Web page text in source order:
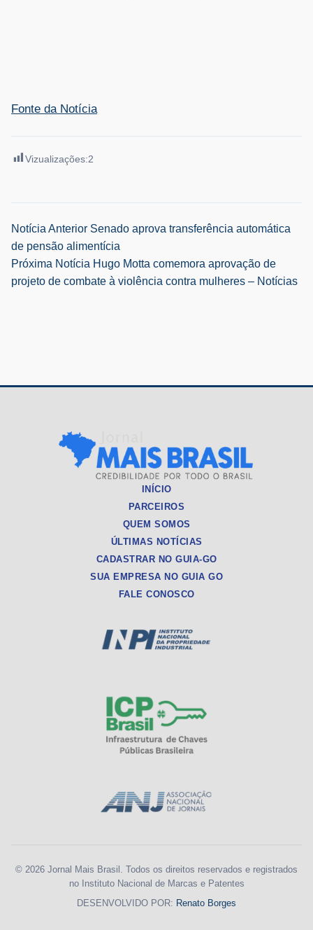
Fonte da Notícia
Vizualizações:2
Navegação
de
Post
Notícia Anterior Senado aprova transferência automática
de pensão alimentícia
Próxima Notícia Hugo Motta comemora aprovação de
projeto de combate à violência contra mulheres – Notícias
INÍCIO
PARCEIROS
QUEM SOMOS
ÚLTIMAS NOTÍCIAS
CADASTRAR NO GUIA-GO
SUA EMPRESA NO GUIA GO
FALE CONOSCO
© 2026 Jornal Mais Brasil. Todos os direitos reservados e registrados
no Instituto Nacional de Marcas e Patentes
DESENVOLVIDO POR: Renato Borges